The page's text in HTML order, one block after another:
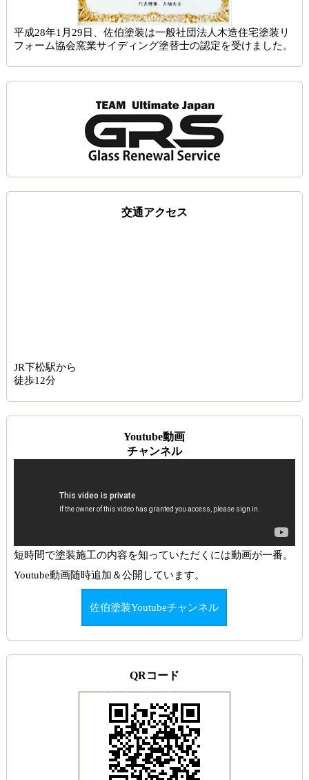
平成28年1月29日、佐伯塗装は一般社団法人木造住宅塗装リ
フォーム協会窯業サイディング塗替士の認定を受けました。
交通アクセス
JR下松駅から
徒歩12分
Youtube動画
チャンネル
短時間で塗装施工の内容を知っていただくには動画が一番。
Youtube動画随時追加＆公開しています。
佐伯塗装Youtubeチャンネル
QRコード